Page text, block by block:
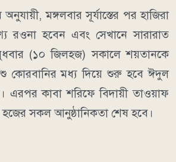
মঙ্গলবার সূর্যাস্তের পর হাজিরা
রওনা হবেন এবং সেখানে সারারাত
(১০ জিলহজ) সকালে শয়তানকে
কোরবানির মধ্য দিয়ে শুরু হবে ঈদুল
কাবা শরিফে বিদায়ী তাওয়াফ
হজের সকল আনুষ্ঠানিকতা শেষ হবে।